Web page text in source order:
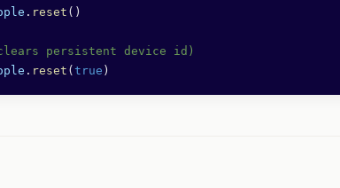
. reset ()
persistent device id)
. reset ( true )